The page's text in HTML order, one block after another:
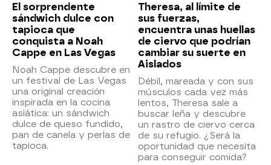
El sorprendente
sándwich dulce con
tapioca que
conquista a Noah
Cappe en Las Vegas
Noah Cappe descubre en
un festival de Las Vegas
una original creación
inspirada en la cocina
asiática: un sándwich
dulce de queso fundido,
pan de canela y perlas de
tapioca.
Theresa, al límite de
sus fuerzas,
encuentra unas huellas
de ciervo que podrían
cambiar su suerte en
Aislados
Débil, mareada y con sus
músculos cada vez más
lentos, Theresa sale a
buscar leña y descubre
un rastro de ciervo cerca
de su refugio. ¿Será la
oportunidad que necesita
para conseguir comida?